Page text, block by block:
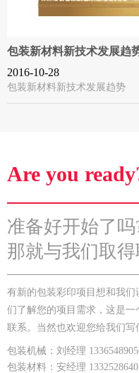
包装新材料新技术发展趋
2016-10-28
包装新材料新技术发展趋势
Are you
准备好开始了吗
那就与我们取
有新的包装彩印项目想和我
们了解您的项目需求，这是
联系。当然也欢迎您给我们写
包装机械：刘经理
包装材料：安经理